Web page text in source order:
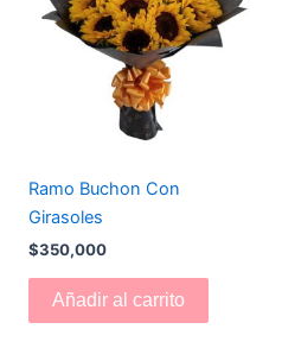
Ramo Buchon Con
Girasoles
$350,000
Añadir al carrito